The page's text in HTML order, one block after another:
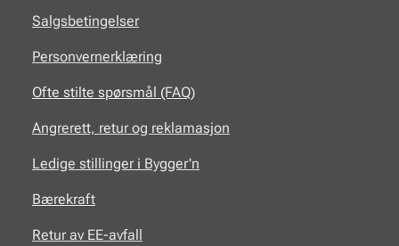
Salgsbetingelser
Personvernerklæring
Ofte stilte spørsmål (FAQ)
Angrerett, retur og reklamasjon
Ledige stillinger i Bygger'n
Bærekraft
Retur av EE-avfall